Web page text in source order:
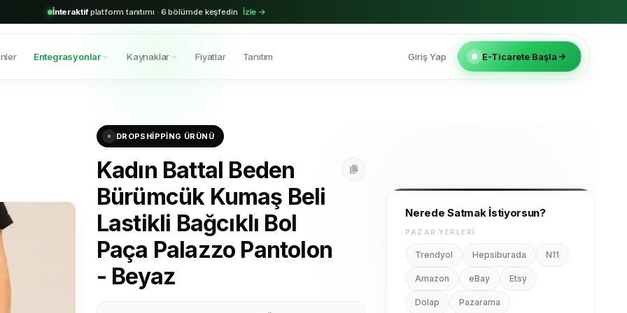
aktif bayi · Shopify & Trendyol entegrasyonu hazır Hemen başla →
Entegrasyonlar Kaynaklar Fiyatlar Tanıtım Giriş Yap E-Ticarete Başla
DROPSHIPPING ÜRÜNÜ
Kadın Battal Beden
Bürümcük Kumaş Beli
Lastikli Bağcıklı Bol
Paça Palazzo Pantolon
- Beyaz
Nerede Satmak İstiyorsun?
PAZAR YERLERI
Trendyol Hepsiburada N11
Amazon eBay Etsy
Dolap Pazarama